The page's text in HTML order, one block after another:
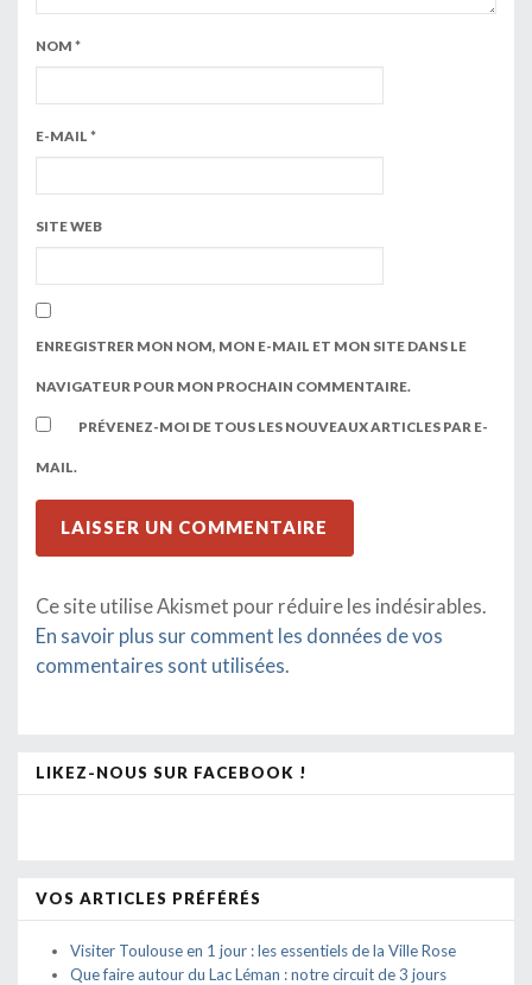
NOM *
E-MAIL *
SITE WEB
ENREGISTRER MON NOM, MON E-MAIL ET MON SITE DANS LE
NAVIGATEUR POUR MON PROCHAIN COMMENTAIRE.
PRÉVENEZ-MOI DE TOUS LES NOUVEAUX ARTICLES PAR E-
MAIL.
Ce site utilise Akismet pour réduire les indésirables.
En savoir plus sur comment les données de vos
commentaires sont utilisées.
LIKEZ-NOUS SUR FACEBOOK !
VOS ARTICLES PRÉFÉRÉS
Visiter Toulouse en 1 jour : les essentiels de la Ville Rose
Que faire autour du Lac Léman : notre circuit de 3 jours